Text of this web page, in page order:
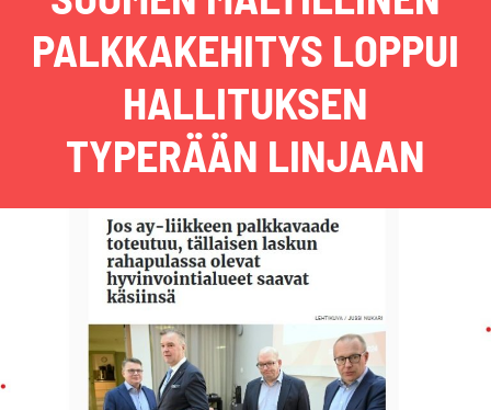
PALKKAKEHITYS LOPPUI
HALLITUKSEN
TYPERÄÄN LINJAAN